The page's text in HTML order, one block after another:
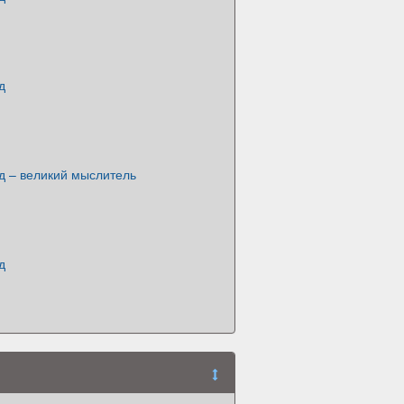
– великий мыслитель